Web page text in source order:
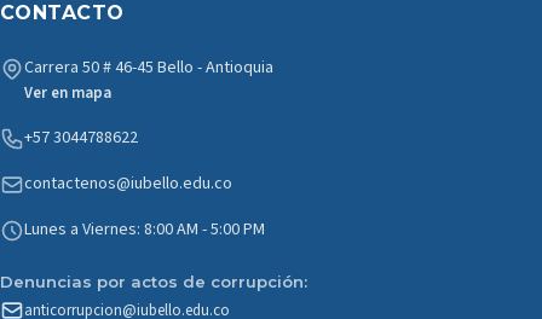
CONTACTO
Carrera 50 # 46-45 Bello - Antioquia
Ver en mapa
+57 3044788622
contactenos@iubello.edu.co
Lunes a Viernes: 8:00 AM - 5:00 PM
Denuncias por actos de corrupción:
anticorrupcion@iubello.edu.co